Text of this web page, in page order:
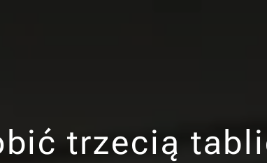
trzecią